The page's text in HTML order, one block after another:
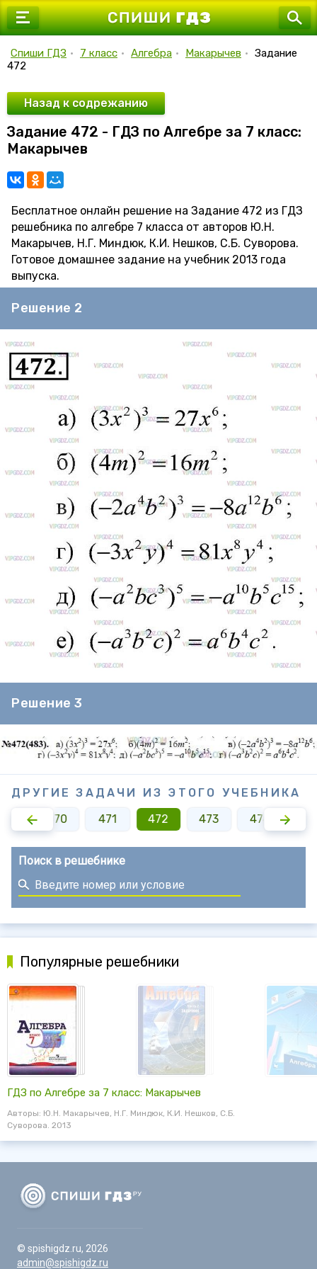
7 класс
9 класс
10 класс
11 класс
Спиши ГДЗ • 7 класс • Алгебра • Макарычев • Задание
472
Назад к содрежанию
Задание 472 - ГДЗ по Алгебре за 7 класс:
Макарычев
Бесплатное онлайн решение на Задание 472 из ГДЗ
решебника по алгебре 7 класса от авторов Ю.Н.
Макарычев, Н.Г. Миндюк, К.И. Нешков, С.Б. Суворова.
Готовое домашнее задание на учебник 2013 года
выпуска.
Решение 2
Решение 3
ДРУГИЕ ЗАДАЧИ ИЗ ЭТОГО УЧЕБНИКА
470 471 472 473 474
Поиск в решебнике
Популярные решебники
ГДЗ по Алгебре за 7 класс: Макарычев
Авторы: Ю.Н. Макарычев, Н.Г. Миндюк, К.И. Нешков, С.Б.
Суворова. 2013
© spishigdz.ru, 2026
admin@spishigdz.ru